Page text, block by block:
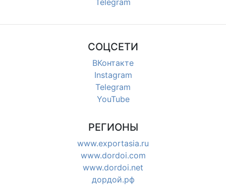
СОЦСЕТИ
ВКонтакте
Instagram
Telegram
YouTube
РЕГИОНЫ
www.exportasia.ru
www.dordoi.com
www.dordoi.net
дордой.рф